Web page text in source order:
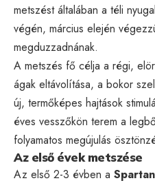
metszést általában a téli
végén, március elején
megduzzadnának.
A metszés fő célja a régi,
ágak eltávolítása, a bokor
új, termőképes hajtások
éves vesszőkön terem a
folyamatos megújulás
Az első évek metszése
Az első 2-3 évben a